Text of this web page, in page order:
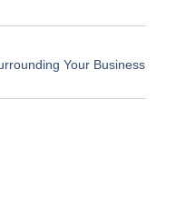
Your Business